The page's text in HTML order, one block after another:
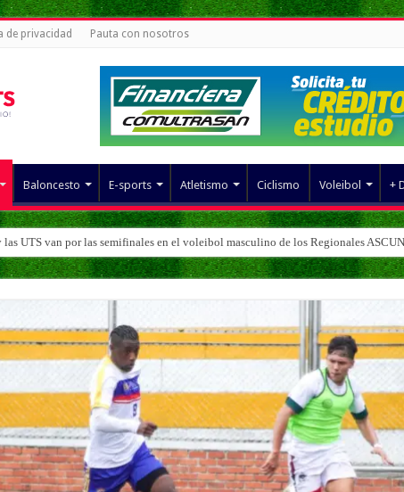
de privacidad Pauta con nosotros
Baloncesto E-sports Atletismo Ciclismo Voleibol +
las UTS van por las semifinales en el voleibol masculino de los Regionales ASCUN
la UTS ganan en el fútbol sala masculino de los Regionales ASCUN